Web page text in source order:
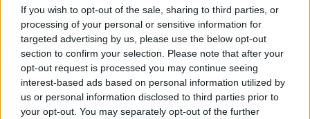
If you wish to opt-out of the sale, sharing to third parties, or
processing of your personal or sensitive information for
targeted advertising by us, please use the below opt-out
section to confirm your selection. Please note that after your
opt-out request is processed you may continue seeing
interest-based ads based on personal information utilized by
us or personal information disclosed to third parties prior to
your opt-out. You may separately opt-out of the further
L'Unità d'Italia è tutta in grigio
12/09/2010